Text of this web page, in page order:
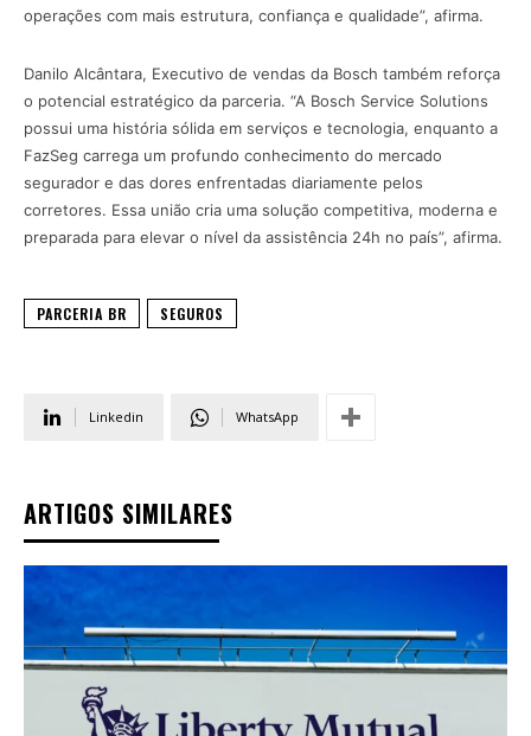
operações com mais estrutura, confiança e qualidade”, afirma.
Danilo Alcântara, Executivo de vendas da Bosch também reforça
o potencial estratégico da parceria. “A Bosch Service Solutions
possui uma história sólida em serviços e tecnologia, enquanto a
FazSeg carrega um profundo conhecimento do mercado
segurador e das dores enfrentadas diariamente pelos
corretores. Essa união cria uma solução competitiva, moderna e
preparada para elevar o nível da assistência 24h no país”, afirma.
PARCERIA BR SEGUROS
Linkedin WhatsApp
ARTIGOS SIMILARES